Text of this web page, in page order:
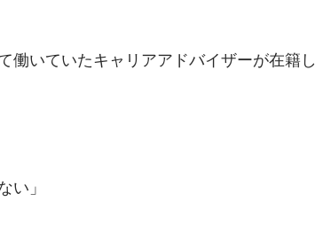
働いていたキャリアアドバイザーが在籍し
い」